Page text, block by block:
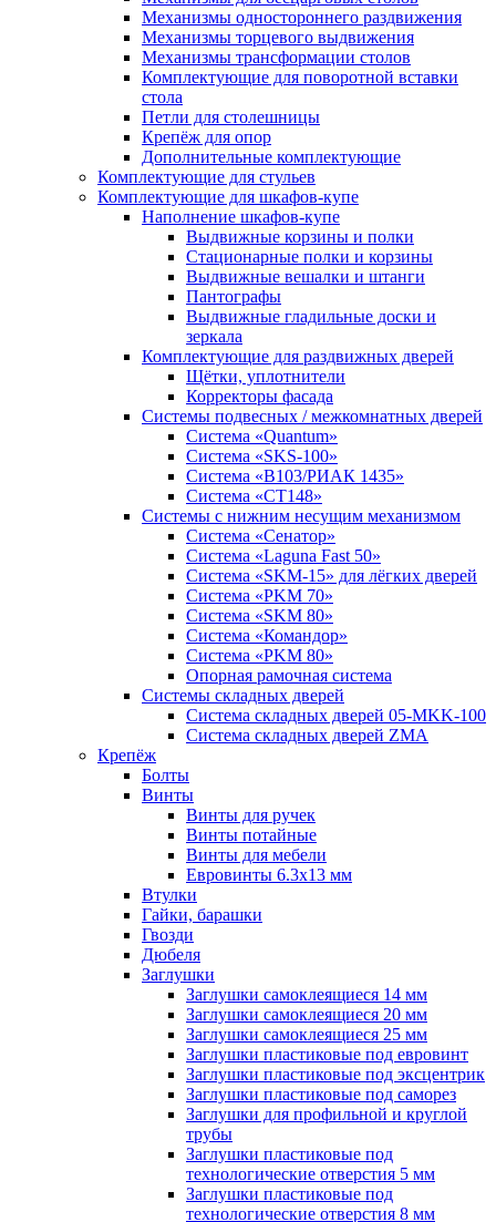
Механизмы одностороннего раздвижения
Механизмы торцевого выдвижения
Механизмы трансформации столов
Комплектующие для поворотной вставки
стола
Петли для столешницы
Крепёж для опор
Дополнительные комплектующие
Комплектующие для стульев
Комплектующие для шкафов-купе
Наполнение шкафов-купе
Выдвижные корзины и полки
Стационарные полки и корзины
Выдвижные вешалки и штанги
Пантографы
Выдвижные гладильные доски и
зеркала
Комплектующие для раздвижных дверей
Щётки, уплотнители
Корректоры фасада
Системы подвесных / межкомнатных дверей
Система «Quantum»
Система «SKS-100»
Система «B103/РИАК 1435»
Система «СТ148»
Системы с нижним несущим механизмом
Система «Сенатор»
Система «Laguna Fast 50»
Система «SKM-15» для лёгких дверей
Система «PKM 70»
Система «SKM 80»
Система «Командор»
Система «PKM 80»
Опорная рамочная система
Системы складных дверей
Система складных дверей 05-MKK-100
Система складных дверей ZMA
Крепёж
Болты
Винты
Винты для ручек
Винты потайные
Винты для мебели
Евровинты 6.3х13 мм
Втулки
Гайки, барашки
Гвозди
Дюбеля
Заглушки
Заглушки самоклеящиеся 14 мм
Заглушки самоклеящиеся 20 мм
Заглушки самоклеящиеся 25 мм
Заглушки пластиковые под евровинт
Заглушки пластиковые под эксцентрик
Заглушки пластиковые под саморез
Заглушки для профильной и круглой
трубы
Заглушки пластиковые под
технологические отверстия 5 мм
Заглушки пластиковые под
технологические отверстия 8 мм